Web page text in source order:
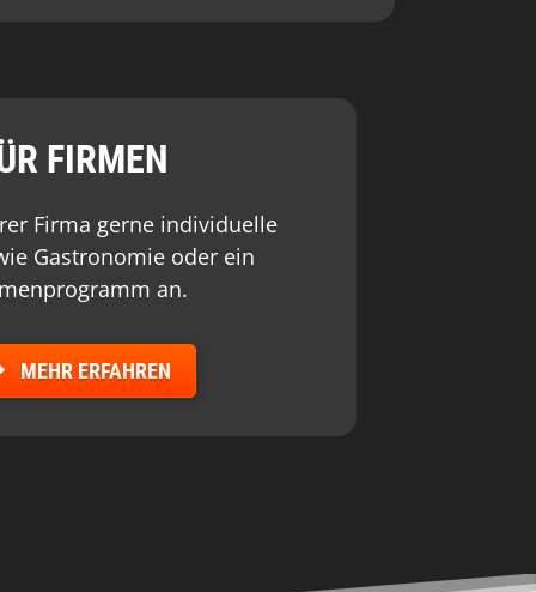
FIRMEN
Firma gerne individuelle
Gastronomie oder ein
an.
MEHR ERFAHREN